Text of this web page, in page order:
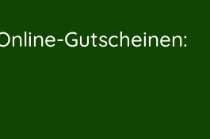
Gutscheinen: